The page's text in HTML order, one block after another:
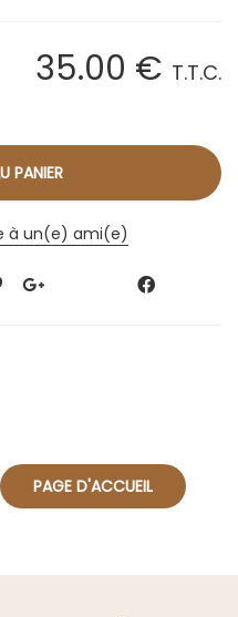
35.00 € T.T.C.
à un(e) ami(e)